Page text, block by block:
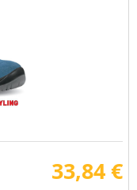
33,84 €